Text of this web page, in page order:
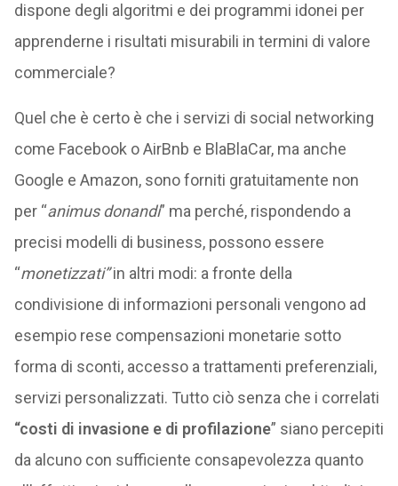
dispone degli algoritmi e dei programmi idonei per
apprenderne i risultati misurabili in termini di valore
commerciale?
Quel che è certo è che i servizi di social networking
come Facebook o AirBnb e BlaBlaCar, ma anche
Google e Amazon, sono forniti gratuitamente non
per “animus donandi” ma perché, rispondendo a
precisi modelli di business, possono essere
“monetizzati”in altri modi: a fronte della
condivisione di informazioni personali vengono ad
esempio rese compensazioni monetarie sotto
forma di sconti, accesso a trattamenti preferenziali,
servizi personalizzati. Tutto ciò senza che i correlati
“costi di invasione e di profilazione” siano percepiti
da alcuno con sufficiente consapevolezza quanto